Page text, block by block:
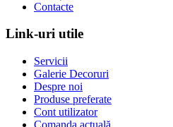
Contacte
Link-uri utile
Servicii
Galerie Decoruri
Despre noi
Produse preferate
Cont utilizator